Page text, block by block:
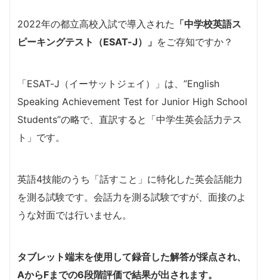
2022年の都立高校入試で導入された 「中学校英語ス
ピーキングテスト（ESAT-J）」 をご存知ですか？
「ESAT-J（イーサットジェイ）」は、”English
Speaking Achievement Test for Junior High School
Students”の略で、直訳すると「中学生英会話力テス
ト」です。
英語4技能のうち「話すこと」に特化した英会話能力
を測る試験です。会話力を測る試験ですが、面接のよ
うな対面では行いません。
タブレット端末を使用して録音した解答が採点され、
AからFまでの6段階評価で結果が出されます。